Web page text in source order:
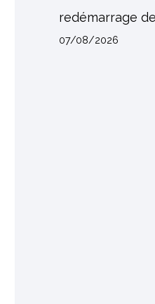
redémarrage
07/08/2026